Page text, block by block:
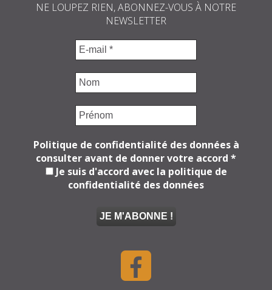
NE LOUPEZ RIEN, ABONNEZ-VOUS À NOTRE
NEWSLETTER
Politique de confidentialité des données à
consulter avant de donner votre accord *
Je suis d'accord avec la politique de
confidentialité des données